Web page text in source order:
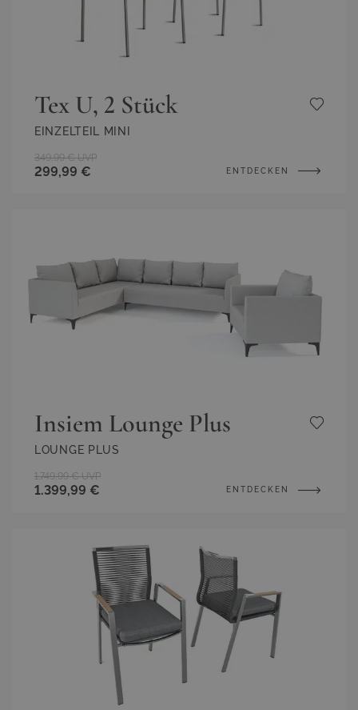
Tex U, 2 Stück
EINZELTEIL MINI
299,99 €
349,99 € UVP
ENTDECKEN
Insiem Lounge Plus
LOUNGE PLUS
1.399,99 €
1.749,99 € UVP
ENTDECKEN